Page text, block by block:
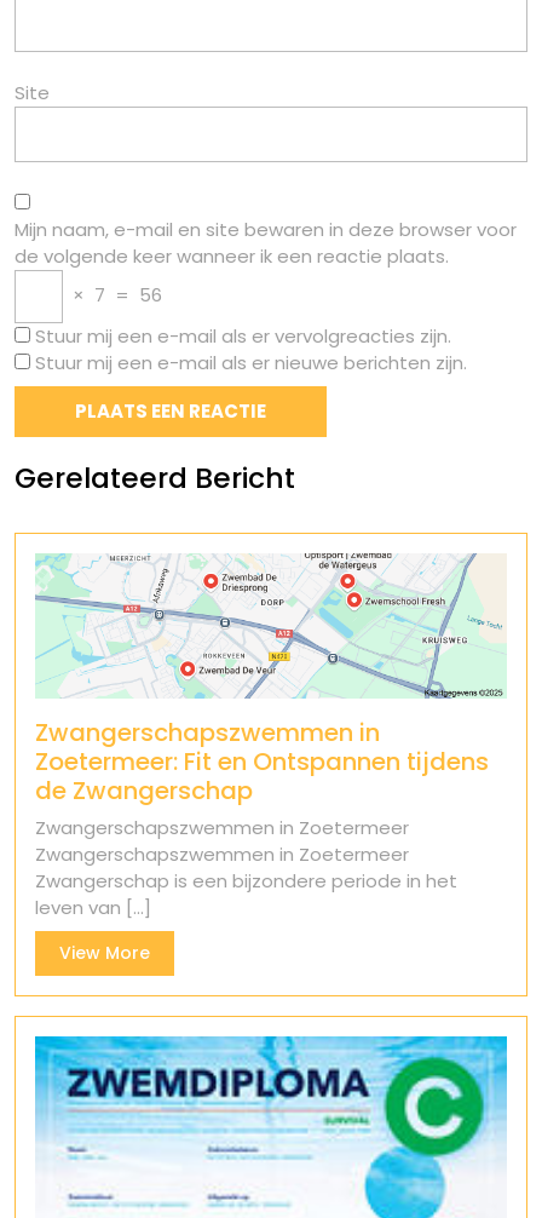
Site
Mijn naam, e-mail en site bewaren in deze browser voor
de volgende keer wanneer ik een reactie plaats.
× 7 = 56
Stuur mij een e-mail als er vervolgreacties zijn.
Stuur mij een e-mail als er nieuwe berichten zijn.
Gerelateerd Bericht
Zwangerschapszwemmen in
Zoetermeer: Fit en Ontspannen tijdens
de Zwangerschap
Zwangerschapszwemmen in Zoetermeer
Zwangerschapszwemmen in Zoetermeer
Zwangerschap is een bijzondere periode in het
leven van [...]
View MoreView
More